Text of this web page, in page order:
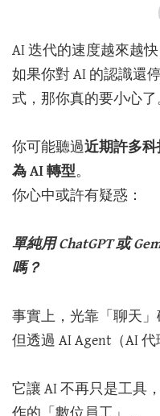
AI 迭代的速度越來越快
如果你對 AI 的認識還
式，那你真的要小心了
你可能聽過近期許多
為 AI 轉型。
你心中或許有疑惑：
單純用 ChatGPT 或
嗎？
事實上，光靠「聊天」
但透過 AI Agent（AI 代
它讓 AI 不再只是工具